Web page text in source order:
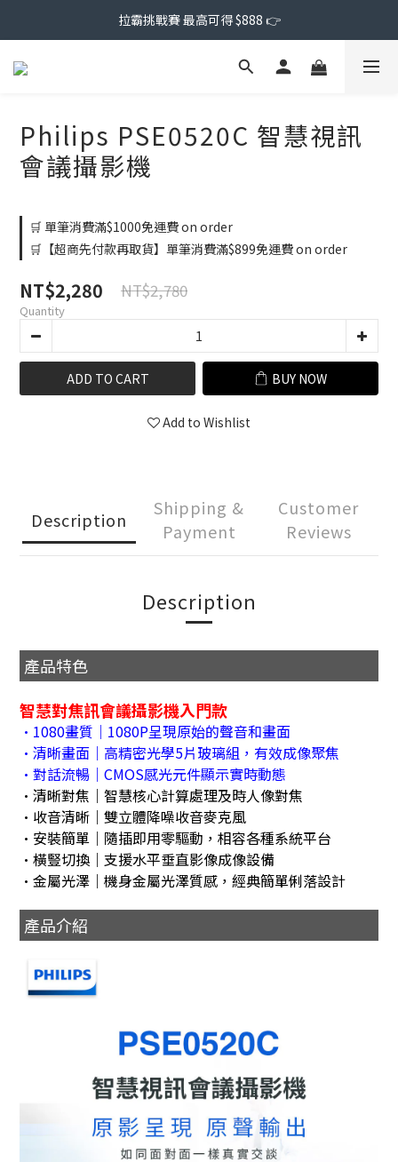
拉霸挑戰賽 最高可得 $888 👉
Philips PSE0520C 智慧視訊
會議攝影機
🛒 單筆消費滿$1000免運費 on order
🛒【超商先付款再取貨】單筆消費滿$899免運費 on order
NT$2,280 NT$2,780
Quantity
ADD TO CART BUY NOW
Add to Wishlist
Description
Shipping &
Payment
Customer
Reviews
Description
產品特色
智慧對焦訊會議攝影機入門款
•1080畫質｜1080P呈現原始的聲音和畫面
•清晰畫面｜高精密光學5片玻璃組，有效成像聚焦
•對話流暢｜CMOS感光元件顯示實時動態
•清晰對焦｜智慧核心計算處理及時人像對焦
•收音清晰｜雙立體降噪收音麥克風
•安裝簡單｜隨插即用零驅動，相容各種系統平台
•橫豎切換｜支援水平垂直影像成像設備
•金屬光澤｜機身金屬光澤質感，經典簡單俐落設計
產品介紹